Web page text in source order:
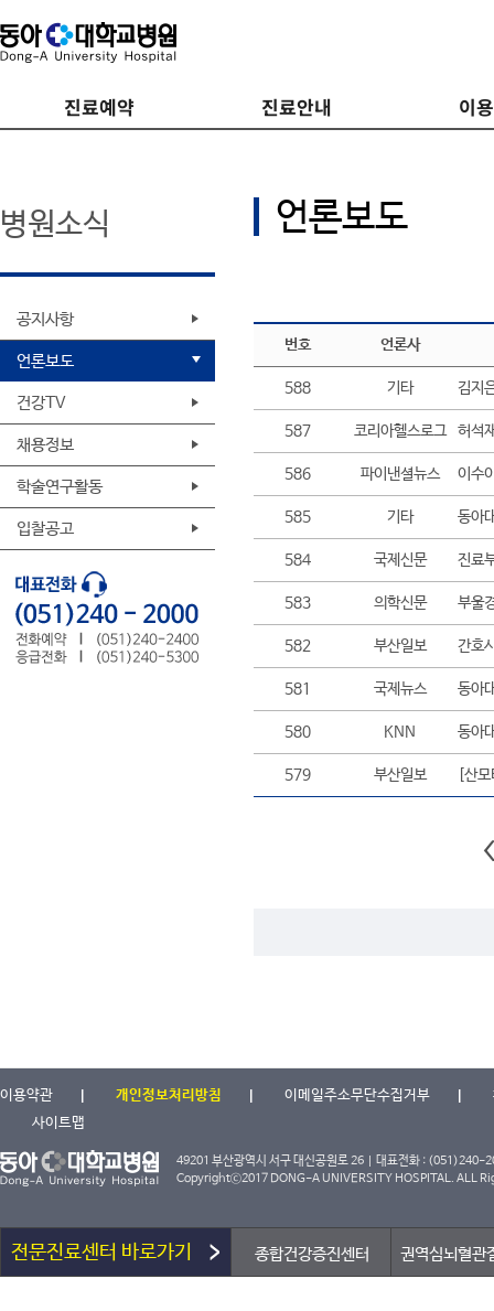
진료예약 진료안내 이
병원소식
공지사항
언론보도
건강TV
채용정보
학술연구활동
입찰공고
언론보도
번호 언론사
588 기타 김지
587 코리아헬스로그 허석
586 파이낸셜뉴스 이수
585 기타 동아
584 국제신문 진료
583 의학신문 부울
582 부산일보 간호
581 국제뉴스 동아
580 KNN 동아
579 부산일보 [산
전문진료센터 바로가기 종합건강증진센터 권역심뇌혈관
이용약관 개인정보처리방침 이메일주소무단수집거부
사이트맵
49201 부산광역시 서구 대신공원로 26 | 대표전화 :
Copyrightⓒ2017 DONG-A UNIVERSITY HOSPITAL. ALL